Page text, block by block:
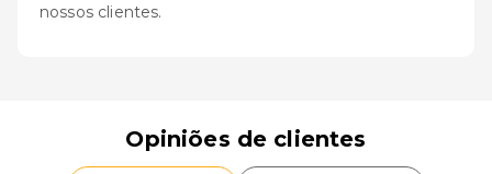
nossos clientes.
Opiniões de clientes